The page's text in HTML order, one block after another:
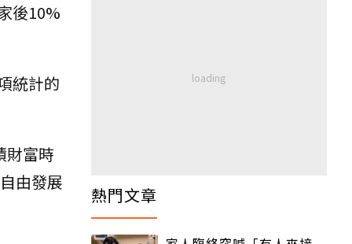
後10%
統計的
財富時
由發展
熱門文章